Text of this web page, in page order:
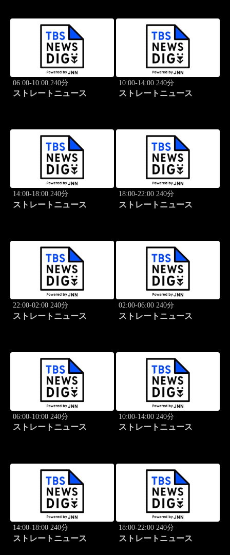
06:00-10:00 240分
ストレートニュース
10:00-14:00 240分
ストレートニュース
14:00-18:00 240分
ストレートニュース
18:00-22:00 240分
ストレートニュース
22:00-02:00 240分
ストレートニュース
02:00-06:00 240分
ストレートニュース
06:00-10:00 240分
ストレートニュース
10:00-14:00 240分
ストレートニュース
14:00-18:00 240分
ストレートニュース
18:00-22:00 240分
ストレートニュース